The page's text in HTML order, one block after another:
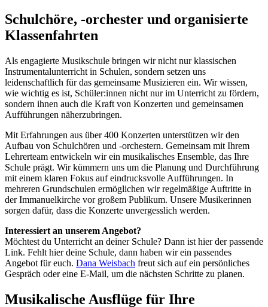
Schulchöre, -orchester und organisierte
Klassenfahrten
Als engagierte Musikschule bringen wir nicht nur klassischen
Instrumentalunterricht in Schulen, sondern setzen uns
leidenschaftlich für das gemeinsame Musizieren ein. Wir wissen,
wie wichtig es ist, Schüler:innen nicht nur im Unterricht zu fördern,
sondern ihnen auch die Kraft von Konzerten und gemeinsamen
Aufführungen näherzubringen.
Mit Erfahrungen aus über 400 Konzerten unterstützen wir den
Aufbau von Schulchören und -orchestern. Gemeinsam mit Ihrem
Lehrerteam entwickeln wir ein musikalisches Ensemble, das Ihre
Schule prägt. Wir kümmern uns um die Planung und Durchführung
mit einem klaren Fokus auf eindrucksvolle Aufführungen. In
mehreren Grundschulen ermöglichen wir regelmäßige Auftritte in
der Immanuelkirche vor großem Publikum. Unsere Musikerinnen
sorgen dafür, dass die Konzerte unvergesslich werden.
Interessiert an unserem Angebot?
Möchtest du Unterricht an deiner Schule? Dann ist hier der passende
Link. Fehlt hier deine Schule, dann haben wir ein passendes
Angebot für euch. Dana Weisbach freut sich auf ein persönliches
Gespräch oder eine E-Mail, um die nächsten Schritte zu planen.
Musikalische Ausflüge für Ihre